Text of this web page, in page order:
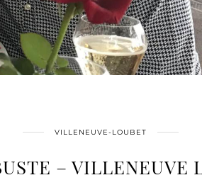
VILLENEUVE-LOUBET
– VILLENEUVE